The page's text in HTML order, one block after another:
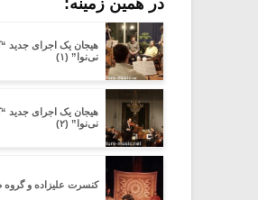
در همین زمینه:
هیجان یک اجرای جدید
نی‌نوا” (۱)
هیجان یک اجرای جدید
نی‌نوا” (۲)
کنسرت علیزاده و گروه